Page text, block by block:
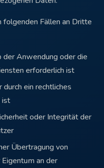
folgenden Fällen an Dritte
Anwendung oder die
erforderlich ist
ein rechtliches
ist
oder Integrität der
Übertragung von
an der